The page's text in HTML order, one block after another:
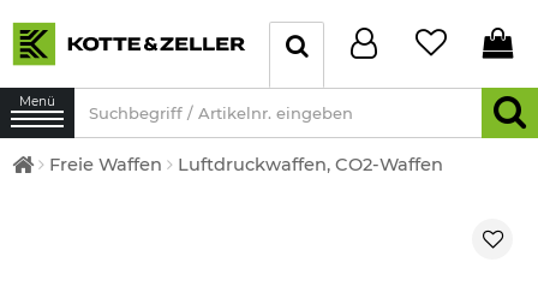
Menü
Freie Waffen Luftdruckwaffen, CO2-Waffen